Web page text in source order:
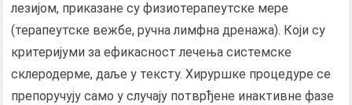
лезијом, приказане су физиотерапеутске мере
(терапеутске вежбе, ручна лимфна дренажа). Који су
критеријуми за ефикасност лечења системске
склеродерме, даље у тексту. Хируршке процедуре се
препоручују само у случају потврђене инактивне фазе